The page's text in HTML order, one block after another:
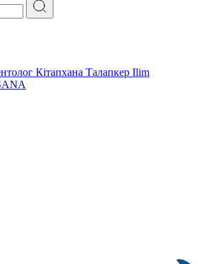
Кітапхана Талапкер Ilim